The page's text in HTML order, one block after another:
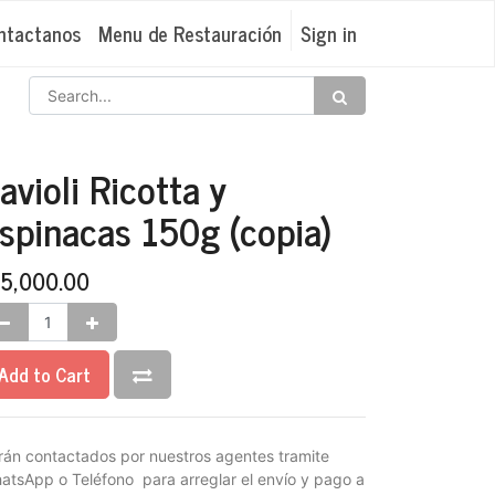
Menu de Restauración Sign in
Ricotta y
150g (copia)
5,000.00
to Cart
contactados por nuestros agentes tramite
o Teléfono para arreglar el envío y pago a